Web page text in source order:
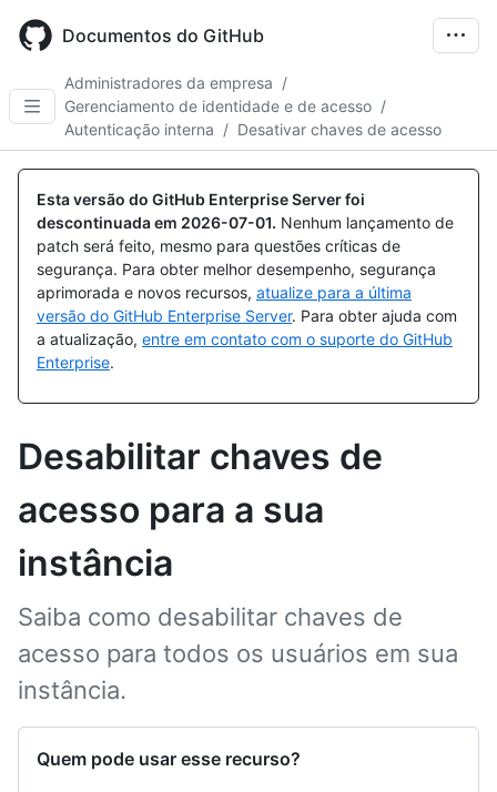
main
Documentos do GitHub
Administradores da empresa /
Gerenciamento de identidade e de acesso /
Autenticação interna / Desativar chaves de acesso
Esta versão do GitHub Enterprise Server foi
descontinuada em 2026-07-01. Nenhum lançamento de
patch será feito, mesmo para questões críticas de
segurança. Para obter melhor desempenho, segurança
aprimorada e novos recursos, atualize para a última
versão do GitHub Enterprise Server. Para obter ajuda com
a atualização, entre em contato com o suporte do GitHub
Enterprise.
Desabilitar chaves de
acesso para a sua
instância
Saiba como desabilitar chaves de
acesso para todos os usuários em sua
instância.
Quem pode usar esse recurso?